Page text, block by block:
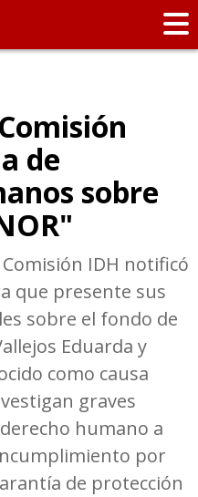
de
sobre
Comisión IDH notificó
que presente sus
sobre el fondo de
Eduarda y
como causa
graves
humano a
por
de protección